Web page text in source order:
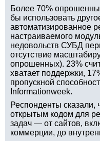
Более 70%
бы использовать
автоматизированное
настраиваемого
недовольств СУБД
отсутствие
опрошенных). 23%
хватает поддержки,
пропускной
Informationweek.
Респонденты сказали,
открытым кодом для
задач — от сайтов,
коммерции, до